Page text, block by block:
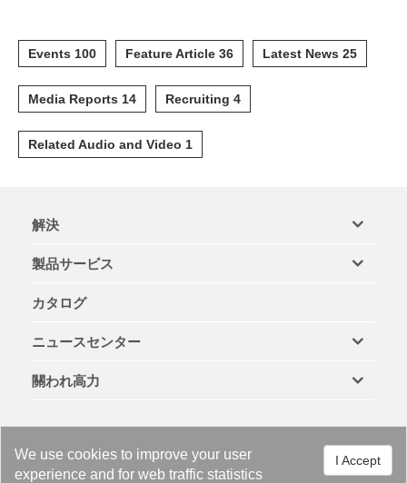
I Accept
We use cookies to improve your user
experience and for web traffic statistics
Events 100 Feature Article 36 Latest News 25
Media Reports 14 Recruiting 4
Related Audio and Video 1
解決
製品サービス
カタログ
ニュースセンター
關われ高力